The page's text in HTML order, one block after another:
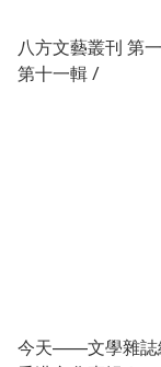
八方文藝叢刊 第
第十一輯 /
今天——文學雜誌